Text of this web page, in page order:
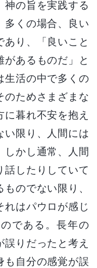
神の旨を実践する
多くの場合、良い
あり、「良いこと
あるものだ」と
生活の中で多くの
のためさまざまな
暮れ不安を抱え
い限り、人間には
しかし通常、人間
話したりしていて
のでない限り、
はパウロが感じ
である。長年の
りだったと考え
も自分の感覚が誤